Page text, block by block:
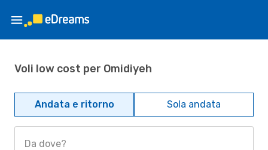
Voli low cost per Omidiyeh
Andata e ritorno Sola andata
Da dove?